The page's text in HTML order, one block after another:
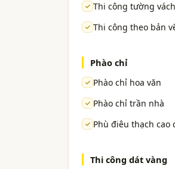
Thi công tường
Thi công theo bản
Phào chỉ
Phào chỉ hoa văn
Phào chỉ trần nhà
Phù điêu thạch cao
Thi công dát vàng